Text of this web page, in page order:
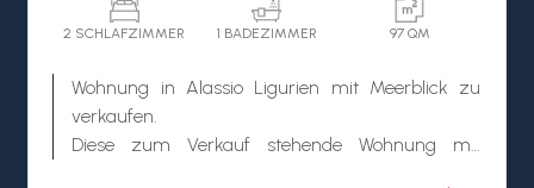
2 SCHLAFZIMMER 1 BADEZIMMER 97 QM
Wohnung in Alassio Ligurien mit Meerblick zu
verkaufen.
Diese zum Verkauf stehende Wohnung mit